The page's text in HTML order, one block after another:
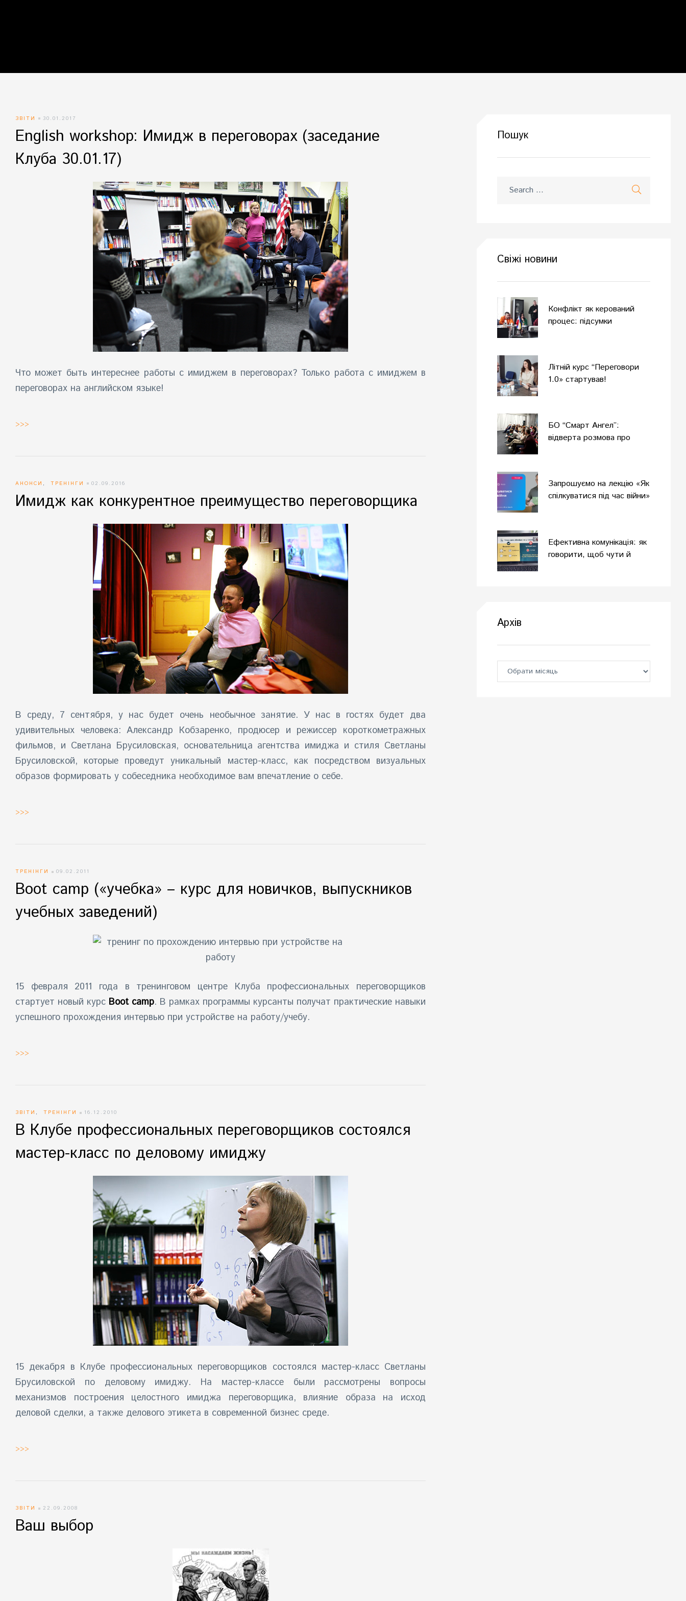
ЗВІТИ 30.01.2017
English workshop: Имидж в переговорах (заседание
Клуба 30.01.17)
Что может быть интереснее работы с имиджем в переговорах? Только работа с имиджем в
переговорах на английском языке!
>>>
АНОНСИ ,ТРЕНІНГИ 02.09.2016
Имидж как конкурентное преимущество переговорщика
В среду, 7 сентября, у нас будет очень необычное занятие. У нас в гостях будет два
удивительных человека: Александр Кобзаренко, продюсер и режиссер короткометражных
фильмов, и Светлана Брусиловская, основательница агентства имиджа и стиля Светланы
Брусиловской, которые проведут уникальный мастер-класс, как посредством визуальных
образов формировать у собеседника необходимое вам впечатление о себе.
>>>
ТРЕНІНГИ 09.02.2011
Boot camp («учебка» – курс для новичков, выпускников
учебных заведений)
15 февраля 2011 года в тренинговом центре Клуба профессиональных переговорщиков
стартует новый курс Boot camp. В рамках программы курсанты получат практические навыки
успешного прохождения интервью при устройстве на работу/учебу.
>>>
ЗВІТИ ,ТРЕНІНГИ 16.12.2010
В Клубе профессиональных переговорщиков состоялся
мастер-класс по деловому имиджу
15 декабря в Клубе профессиональных переговорщиков состоялся мастер-класс Светланы
Брусиловской по деловому имиджу. На мастер-классе были рассмотрены вопросы
механизмов построения целостного имиджа переговорщика, влияние образа на исход
деловой сделки, а также делового этикета в современной бизнес среде.
>>>
ЗВІТИ 22.09.2008
Ваш выбор
Пошук
Свіжі новини
Конфлікт як керований
процес: підсумки
Літній курс “Переговори
1.0» стартував!
БО “Смарт Ангел”:
відверта розмова про
Запрошуємо на лекцію «Як
спілкуватися під час війни»
Ефективна комунікація: як
говорити, щоб чути й
Архів